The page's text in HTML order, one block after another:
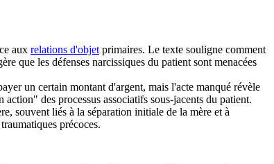
aux relations d'objet primaires. Le texte souligne comment
que les défenses narcissiques du patient sont menacées
un certain montant d'argent, mais l'acte manqué révèle
des processus associatifs sous-jacents du patient.
souvent liés à la séparation initiale de la mère et à
précoces.